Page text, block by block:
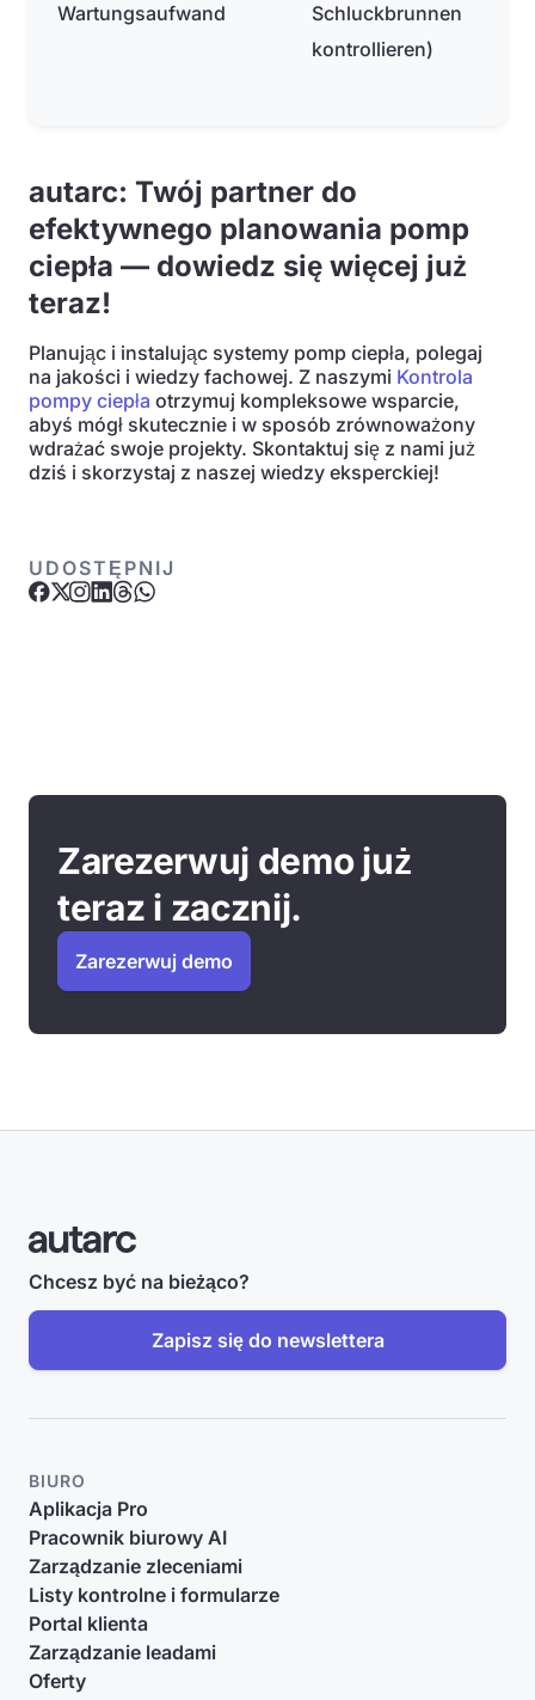
Wartungsaufwand
Schluckbrunnen
kontrollieren)
autarc: Twój partner do
efektywnego planowania pomp
ciepła — dowiedz się więcej już
teraz!
Planując i instalując systemy pomp ciepła, polegaj
na jakości i wiedzy fachowej. Z naszymi Kontrola
pompy ciepła otrzymuj kompleksowe wsparcie,
abyś mógł skutecznie i w sposób zrównoważony
wdrażać swoje projekty. Skontaktuj się z nami już
dziś i skorzystaj z naszej wiedzy eksperckiej!
UDOSTĘPNIJ
Zarezerwuj demo już
teraz i zacznij.
Zarezerwuj demo
Chcesz być na bieżąco?
Zapisz się do newslettera
BIURO
Aplikacja Pro
Pracownik biurowy AI
Zarządzanie zleceniami
Listy kontrolne i formularze
Portal klienta
Zarządzanie leadami
Oferty